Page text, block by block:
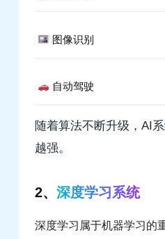
图像识别
自动驾驶
随着算法不断升级，AI
越强。
2、 深度学习系统
深度学习属于机器学习的